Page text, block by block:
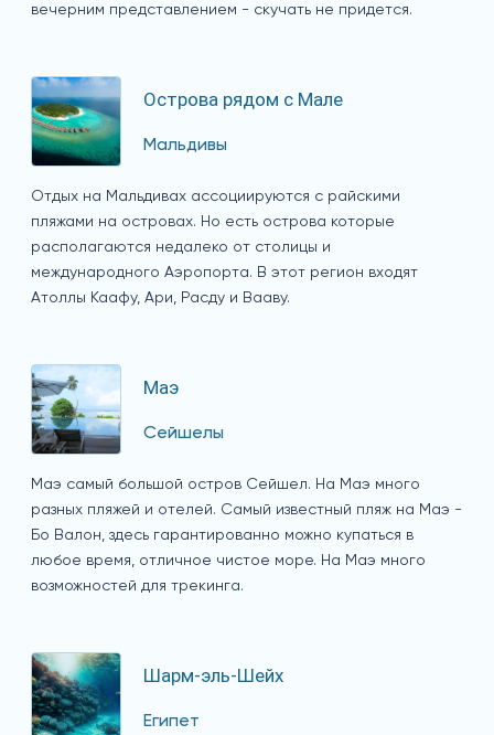
вечерним представлением - скучать не придется.
Острова рядом с Мале
Мальдивы
Отдых на Мальдивах ассоциируются с райскими
пляжами на островах. Но есть острова которые
располагаются недалеко от столицы и
международного Аэропорта. В этот регион входят
Атоллы Каафу, Ари, Расду и Вааву.
Маэ
Сейшелы
Маэ самый большой остров Сейшел. На Маэ много
разных пляжей и отелей. Самый известный пляж на Маэ -
Бо Валон, здесь гарантированно можно купаться в
любое время, отличное чистое море. На Маэ много
возможностей для трекинга.
Шарм-эль-Шейх
Египет